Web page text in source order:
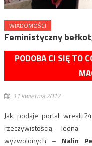
WIADOMOŚCI
Feministyczny
PODOBA CI SIĘ TO
11 kwietnia 2017
Jak podaje portal
rzeczywistością. Jedna
wyzwolonych – Nalin